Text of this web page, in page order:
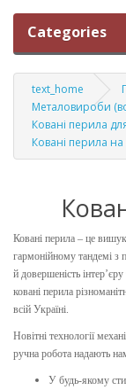
Categories
text_home
Металовироби
Ковані перила
Ковані перила на
Ковані перила – це
гармонійному тандемі з
й довершеність
ковані перила
всій Україні.
Новітні технології
ручна робота надають
У будь-якому